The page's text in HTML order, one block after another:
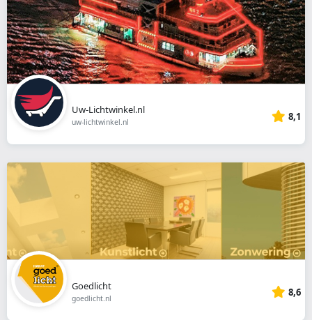
Uw-Lichtwinkel.nl
uw-lichtwinkel.nl 8,1
Goedlicht
goedlicht.nl 8,6